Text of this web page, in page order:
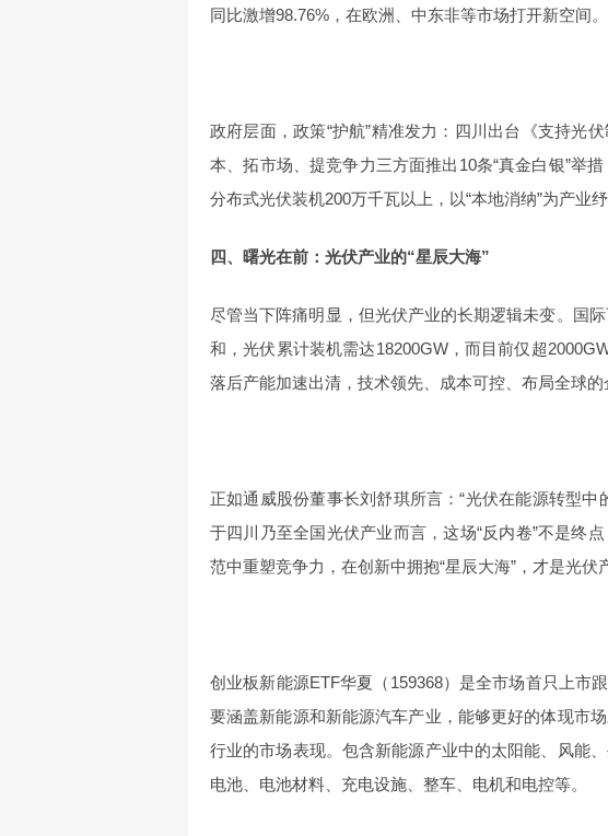
同比激增98.76%，在欧洲、中东非等市场打开新空间。
政府层面，政策“护航”精准发力：四川出台《支持光
本、拓市场、提竞争力三方面推出10条“真金白银”举
分布式光伏装机200万千瓦以上，以“本地消纳”为产业纾
四、曙光在前：光伏产业的“星辰大海”
尽管当下阵痛明显，但光伏产业的长期逻辑未变。国
和，光伏累计装机需达18200GW，而目前仅超
落后产能加速出清，技术领先、成本可控、布局全球的
正如通威股份董事长刘舒琪所言：“光伏在能源转型
于四川乃至全国光伏产业而言，这场“反内卷”不是
范中重塑竞争力，在创新中拥抱“星辰大海”，才是光伏
创业板新能源ETF华夏（159368）是全市场首只上市
要涵盖新能源和新能源汽车产业，能够更好的体现市
行业的市场表现。包含新能源产业中的太阳能、风能
电池、电池材料、充电设施、整车、电机和电控等。